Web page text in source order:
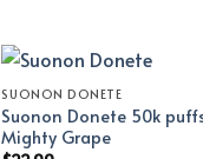
SUONON DONETE
Suonon Donete 50k
Mighty Grape